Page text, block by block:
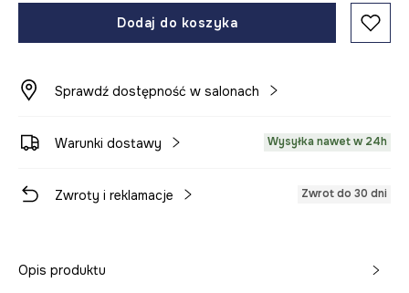
Dodaj do koszyka
Sprawdź dostępność w salonach
Warunki dostawy Wysyłka nawet w 24h
Zwroty i reklamacje Zwrot do 30 dni
Opis produktu